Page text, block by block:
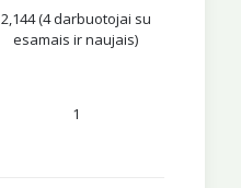
2,144 (4 darbuotojai su
esamais ir naujais)
1